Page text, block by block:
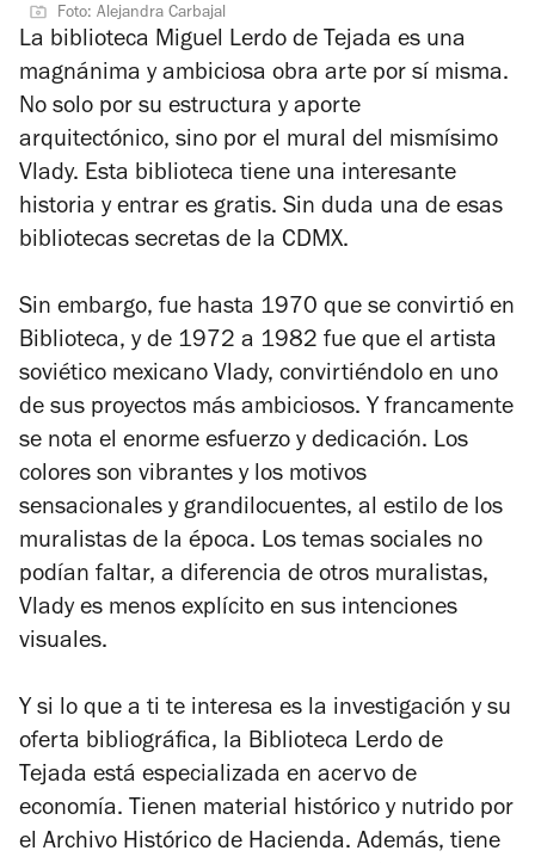
de
5
estrellas
Foto: Alejandra Carbajal
La biblioteca Miguel Lerdo de Tejada es una
magnánima y ambiciosa obra arte por sí misma.
No solo por su estructura y aporte
arquitectónico, sino por el mural del mismísimo
Vlady. Esta biblioteca tiene una interesante
historia y entrar es gratis. Sin duda una de esas
bibliotecas secretas de la CDMX.
Sin embargo, fue hasta 1970 que se convirtió en
Biblioteca, y de 1972 a 1982 fue que el artista
soviético mexicano Vlady, convirtiéndolo en uno
de sus proyectos más ambiciosos. Y francamente
se nota el enorme esfuerzo y dedicación. Los
colores son vibrantes y los motivos
sensacionales y grandilocuentes, al estilo de los
muralistas de la época. Los temas sociales no
podían faltar, a diferencia de otros muralistas,
Vlady es menos explícito en sus intenciones
visuales.
Y si lo que a ti te interesa es la investigación y su
oferta bibliográfica, la Biblioteca Lerdo de
Tejada está especializada en acervo de
economía. Tienen material histórico y nutrido por
el Archivo Histórico de Hacienda. Además, tiene